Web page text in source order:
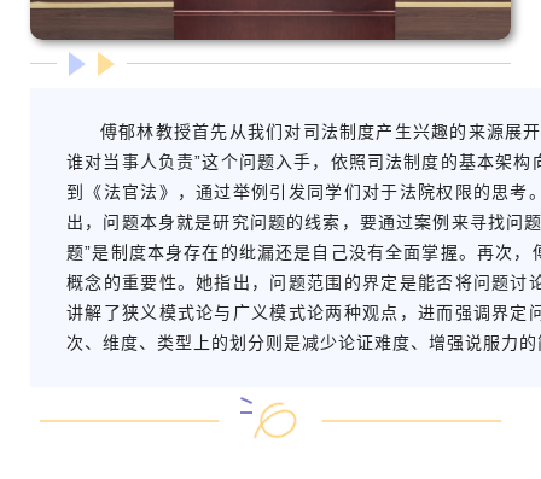
傅郁林教授首先从我们对司法制度产生兴趣的来源展
谁对当事人负责”这个问题入手，依照司法制度的基本架
到《法官法》，通过举例引发同学们对于法院权限的思
出，问题本身就是研究问题的线索，要通过案例来寻找问
题”是制度本身存在的纰漏还是自己没有全面掌握。再次
概念的重要性。她指出，问题范围的界定是能否将问题讨
讲解了狭义模式论与广义模式论两种观点，进而强调界定
次、维度、类型上的划分则是减少论证难度、增强说服力